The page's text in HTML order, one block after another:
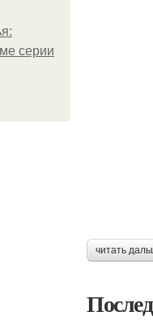
серии
читать